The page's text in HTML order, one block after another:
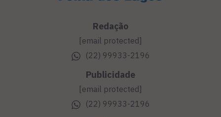
Redação
[email protected]
(22) 99933-2196
Publicidade
[email protected]
(22) 99933-2196